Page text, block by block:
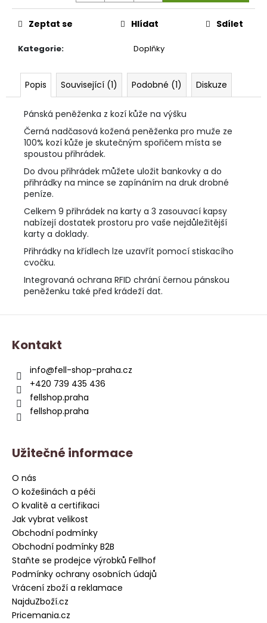
Kategorie: Doplňky
Zeptat se Hlídat Sdílet
Popis Související (1) Podobné (1) Diskuze
Pánská peněženka z kozí kůže na výšku
Černá nadčasová kožená peněženka pro muže ze
100% kozí kůže je skutečným spořičem místa se
spoustou přihrádek.
Do dvou přihrádek můžete uložit bankovky a do
přihrádky na mince se zapínáním na druk drobné
peníze.
Celkem 9 přihrádek na karty a 3 zasouvací kapsy
nabízejí dostatek prostoru pro vaše nejdůležitější
karty a doklady.
Přihrádky na křídlech lze uzavřít pomocí stiskacího
cvočku.
Integrovaná ochrana RFID chrání černou pánskou
peněženku také před krádeží dat.
Z
Kontakt
info@fell-shop-praha.cz
+420 739 435 436
fellshop.praha
fellshop.praha
Užitečné informace
O nás
O kožešinách a péči
O kvalitě a certifikaci
Jak vybrat velikost
Obchodní podmínky
Obchodní podmínky B2B
Staňte se prodejce výrobků Fellhof
Podmínky ochrany osobních údajů
Vrácení zboží a reklamace
NajduZboží.cz
Pricemania.cz